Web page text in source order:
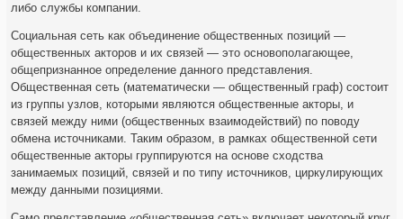
либо службы компании.
Социальная сеть как объединение общественных позиций —
общественных акторов и их связей — это основополагающее,
общепризнанное определение данного представления.
Общественная сеть (математически — общественный граф) состоит
из группы узлов, которыми являются общественные акторы, и
связей между ними (общественных взаимодействий) по поводу
обмена источниками. Таким образом, в рамках общественной сети
общественные акторы группируются на основе сходства
занимаемых позиций, связей и по типу источников, циркулирующих
между данными позициями.